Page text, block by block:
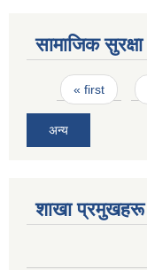
सामाजिक सुरक्षा
Pages
« first
अन्य
शाखा प्रमुखहरू